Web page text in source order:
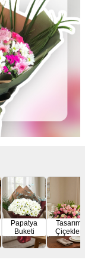
Papatya
Buketi
Tasarım
Çiçekler